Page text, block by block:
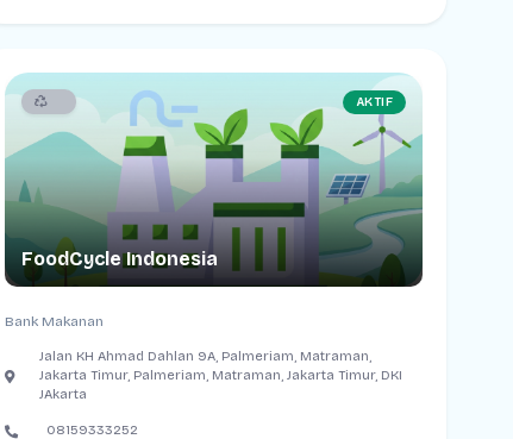
AKTIF
FoodCycle Indonesia
Bank Makanan
Jalan KH Ahmad Dahlan 9A, Palmeriam, Matraman,
Jakarta Timur, Palmeriam, Matraman, Jakarta Timur, DKI
JAkarta
08159333252